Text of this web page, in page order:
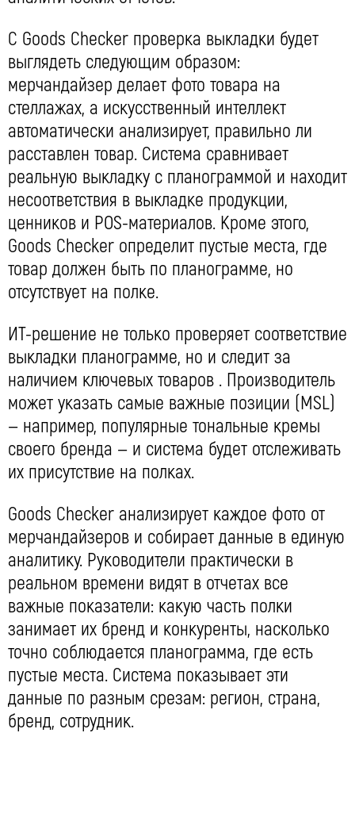
С Goods Checker проверка выкладки будет
выглядеть следующим образом:
мерчандайзер делает фото товара на
стеллажах, а искусственный интеллект
автоматически анализирует, правильно ли
расставлен товар. Система сравнивает
реальную выкладку с планограммой и находит
несоответствия в выкладке продукции,
ценников и POS-материалов. Кроме этого,
Goods Checker определит пустые места, где
товар должен быть по планограмме, но
отсутствует на полке.
ИТ-решение не только проверяет соответствие
выкладки планограмме, но и следит за
наличием ключевых товаров . Производитель
может указать самые важные позиции (MSL)
— например, популярные тональные кремы
своего бренда — и система будет отслеживать
их присутствие на полках.
Goods Checker анализирует каждое фото от
мерчандайзеров и собирает данные в единую
аналитику. Руководители практически в
реальном времени видят в отчетах все
важные показатели: какую часть полки
занимает их бренд и конкуренты, насколько
точно соблюдается планограмма, где есть
пустые места. Система показывает эти
данные по разным срезам: регион, страна,
бренд, сотрудник.